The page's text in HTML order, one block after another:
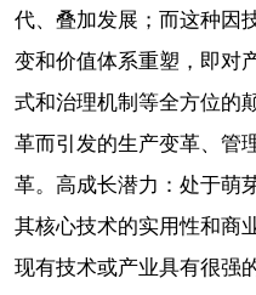
代、叠加发展；而这种因
变和价值体系重塑，即对
式和治理机制等全方位的
革而引发的生产变革、管
革。高成长潜力：处于萌
其核心技术的实用性和商
现有技术或产业具有很强